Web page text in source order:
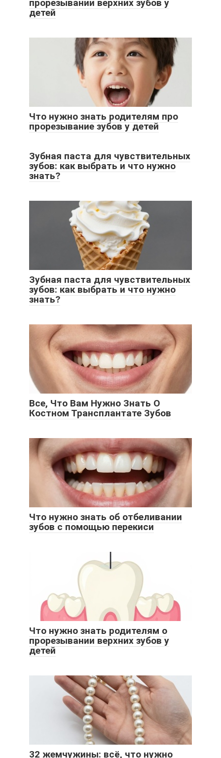
прорезывании верхних зубов у
детей
Что нужно знать родителям про
прорезывание зубов у детей
Зубная паста для чувствительных
зубов: как выбрать и что нужно
знать?
Зубная паста для чувствительных
зубов: как выбрать и что нужно
знать?
Все, Что Вам Нужно Знать О
Костном Трансплантате Зубов
Что нужно знать об отбеливании
зубов с помощью перекиси
Что нужно знать родителям о
прорезывании верхних зубов у
детей
32 жемчужины: всё, что нужно